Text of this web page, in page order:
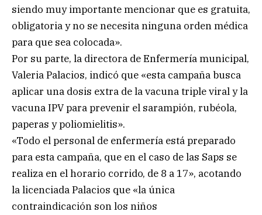
siendo muy importante mencionar que es gratuita,
obligatoria y no se necesita ninguna orden médica
para que sea colocada».
Por su parte, la directora de Enfermería municipal,
Valeria Palacios, indicó que «esta campaña busca
aplicar una dosis extra de la vacuna triple viral y la
vacuna IPV para prevenir el sarampión, rubéola,
paperas y poliomielitis».
«Todo el personal de enfermería está preparado
para esta campaña, que en el caso de las Saps se
realiza en el horario corrido, de 8 a 17», acotando
la licenciada Palacios que «la única
contraindicación son los niños